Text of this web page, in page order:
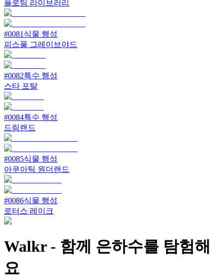
플로팅 라이브러리
#0081 식물 행성
피스풀 그레이브야드
#0082특수 행성
스타 포탈
#0084특수 행성
드림랜드
#0085식물 행성
아쿠아틱 원더랜드
#0086식물 행성
로터스 레이크
Walkr- 함께 은하수를 탐험해
요